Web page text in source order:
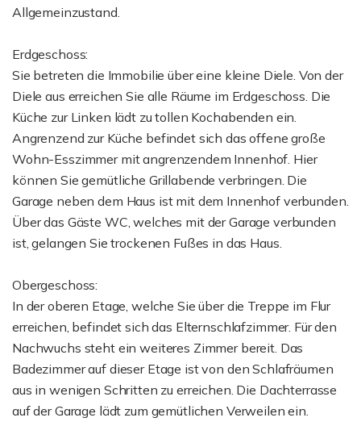
Allgemeinzustand.
Erdgeschoss:
Sie betreten die Immobilie über eine kleine Diele. Von der
Diele aus erreichen Sie alle Räume im Erdgeschoss. Die
Küche zur Linken lädt zu tollen Kochabenden ein.
Angrenzend zur Küche befindet sich das offene große
Wohn-Esszimmer mit angrenzendem Innenhof. Hier
können Sie gemütliche Grillabende verbringen. Die
Garage neben dem Haus ist mit dem Innenhof verbunden.
Über das Gäste WC, welches mit der Garage verbunden
ist, gelangen Sie trockenen Fußes in das Haus.
Obergeschoss:
In der oberen Etage, welche Sie über die Treppe im Flur
erreichen, befindet sich das Elternschlafzimmer. Für den
Nachwuchs steht ein weiteres Zimmer bereit. Das
Badezimmer auf dieser Etage ist von den Schlafräumen
aus in wenigen Schritten zu erreichen. Die Dachterrasse
auf der Garage lädt zum gemütlichen Verweilen ein.